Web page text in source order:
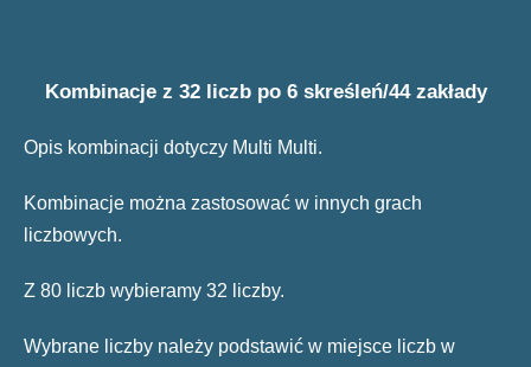
Kombinacje z 32 liczb po 6 skreśleń/44 zakłady
Opis kombinacji dotyczy Multi Multi.
Kombinacje można zastosować w innych grach
liczbowych.
Z 80 liczb wybieramy 32 liczby.
Wybrane liczby należy podstawić w miejsce liczb w